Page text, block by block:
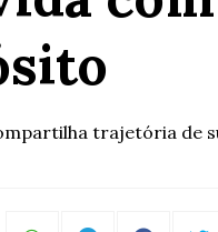
trajetória de